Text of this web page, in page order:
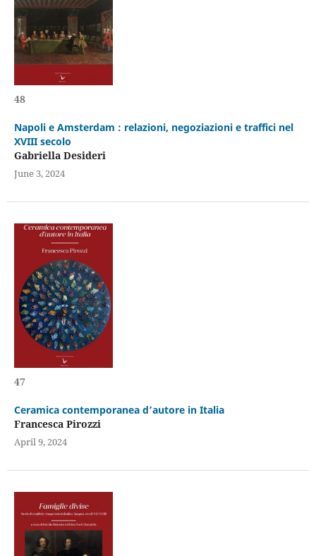
48
Napoli e Amsterdam : relazioni, negoziazioni e traffici nel
XVIII secolo
Gabriella Desideri
June 3, 2024
47
Ceramica contemporanea d’autore in Italia
Francesca Pirozzi
April 9, 2024